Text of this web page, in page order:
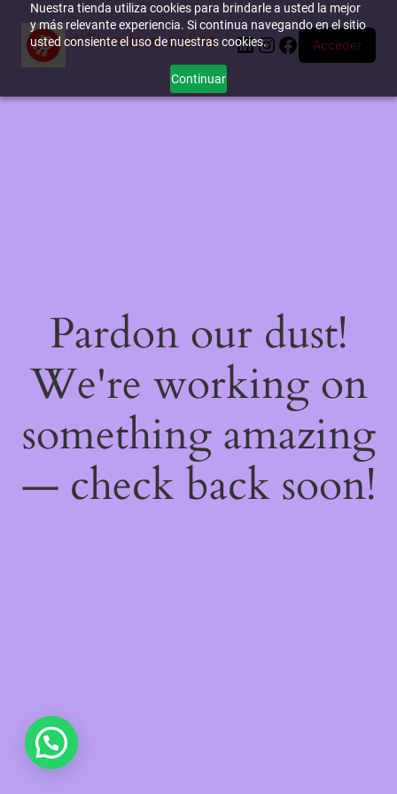
Nuestra tienda utiliza cookies para brindarle a usted la mejor
y más relevante experiencia. Si continua navegando en el sitio
usted consiente el uso de nuestras cookies.
Continuar
miTienda-e.online LinkedIn
Instagram
Facebook
Acceder
Pardon our dust!
We're working on
something amazing
— check back soon!